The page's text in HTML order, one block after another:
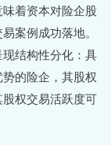
着资本对险企股
案例成功落地。
结构性分化：具
的险企，其股权
权交易活跃度可